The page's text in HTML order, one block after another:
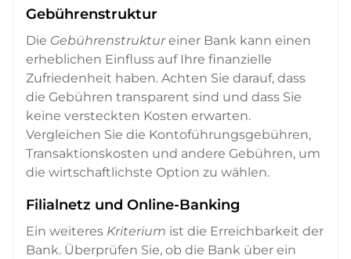
Gebührenstruktur
Die Gebührenstruktureiner Bank kann einen
erheblichen Einfluss auf Ihre finanzielle
Zufriedenheit haben. Achten Sie darauf, dass
die Gebühren transparent sind und dass Sie
keine versteckten Kosten erwarten.
Vergleichen Sie die Kontoführungsgebühren,
Transaktionskosten und andere Gebühren, um
die wirtschaftlichste Option zu wählen.
Filialnetz und Online-Banking
Ein weiteres Kriterium ist die Erreichbarkeit der
Bank. Überprüfen Sie, ob die Bank über ein